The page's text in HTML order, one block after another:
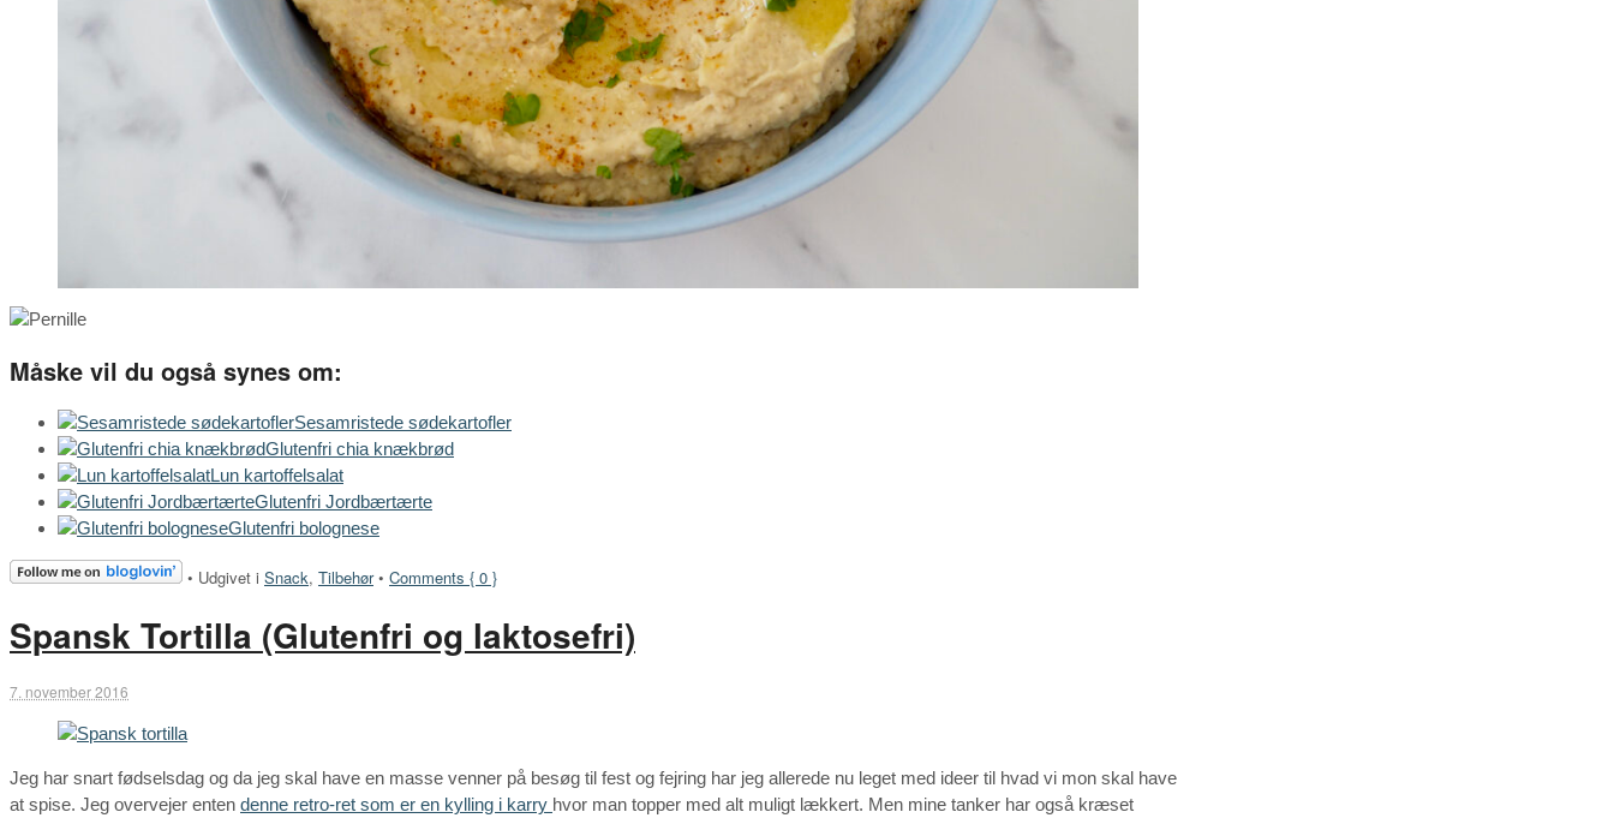
Måske vil du også synes om:
Sesamristede sødekartofler
Glutenfri chia knækbrød
Lun kartoffelsalat
Glutenfri Jordbærtærte
Glutenfri bolognese
• Udgivet i Snack, Tilbehør• Comments { 0 }
Spansk Tortilla (Glutenfri og laktosefri)
7. november 2016
Jeg har snart fødselsdag og da jeg skal have en masse venner på besøg til fest og fejring har jeg allerede nu leget med ideer til hvad vi mon skal have
at spise. Jeg overvejer enten denne retro-ret som er en kylling i karry hvor man topper med alt muligt lækkert. Men mine tanker har også kræset